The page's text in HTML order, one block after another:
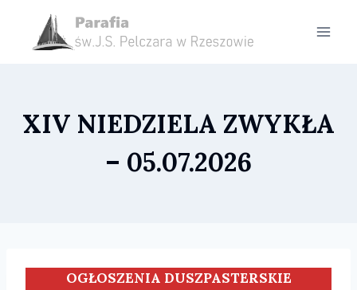
treści
XIV NIEDZIELA ZWYKŁA
– 05.07.2026
OGŁOSZENIA DUSZPASTERSKIE